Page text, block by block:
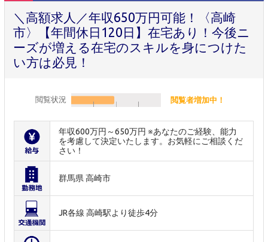
＼高額求人／年収650万円可能！〈高崎
市〉【年間休日120日】在宅あり！今後ニ
ーズが増える在宅のスキルを身につけた
い方は必見！
閲覧状況 閲覧者増加中！
年収600万円～650万円 ※あなたのご経験、能力
を考慮して決定いたします。お気軽にご相談くだ
さい！
群馬県 高崎市
JR各線 高崎駅より徒歩4分